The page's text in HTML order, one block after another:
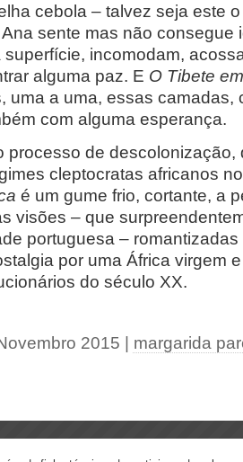
cebola – talvez seja este
sente mas não consegue
superfície, incomodam,
alguma paz. E O Tibete
uma a uma, essas camadas,
com alguma esperança.
processo de descolonização,
cleptocratas africanos
é um gume frio, cortante, a
visões – que
portuguesa –
por uma África virgem
do século XX.
2015 margarida